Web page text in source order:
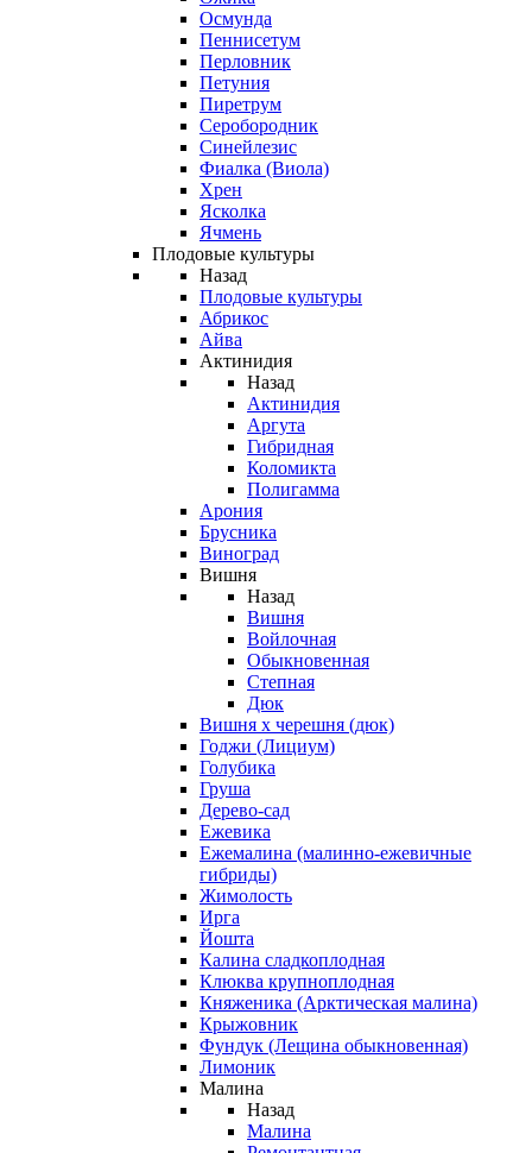
Осмунда
Пеннисетум
Перловник
Петуния
Пиретрум
Серобородник
Синейлезис
Фиалка (Виола)
Хрен
Ясколка
Ячмень
Плодовые культуры
Назад
Плодовые культуры
Абрикос
Айва
Актинидия
Назад
Актинидия
Аргута
Гибридная
Коломикта
Полигамма
Арония
Брусника
Виноград
Вишня
Назад
Вишня
Войлочная
Обыкновенная
Степная
Дюк
Вишня х черешня (дюк)
Годжи (Лициум)
Голубика
Груша
Дерево-сад
Ежевика
Ежемалина (малинно-ежевичные
гибриды)
Жимолость
Ирга
Йошта
Калина сладкоплодная
Клюква крупноплодная
Княженика (Арктическая малина)
Крыжовник
Фундук (Лещина обыкновенная)
Лимоник
Малина
Назад
Малина